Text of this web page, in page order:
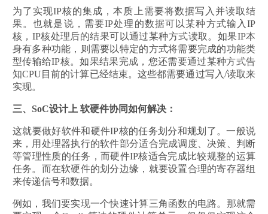
为了实现IP核的集成，本质上需要将数据写入并读取结
果。也就是说，需要IP处理的数据可以某种方式输入IP
核，IP核处理后的结果可以通过某种方式读取。如果IP本
身有多种功能，则需要以特定的方式将需要完成的功能类
型传输给IP核。如果结果完成，您还需要通过某种方式告
知CPU目前的计算已经结束。这些都需要通过写入/读取来
实现。
三、SoC设计上 软硬件协同如何解决：
这就要做好软件和硬件IP核的任务划分和规划了。一般说
来，用处理器执行的软件部分适合完成调度、决策、判断
等管理性质的任务，而硬件IP核适合完成比较规整的运算
任务。而在软硬件的划分边缘，就要设置合理的寄存器组
来传递信号和数据。
例如，我们要实现一个快速计算三角函数的电路。那就需